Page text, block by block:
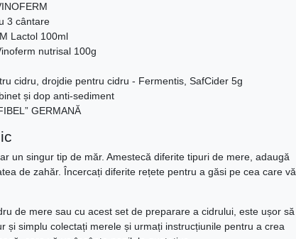
3 cântare
Lactol 100ml
nutrisal 100g
cidru, drojdie pentru cidru - Fermentis, SafCider 5g
și dop anti-sediment
GERMANĂ
un singur tip de măr. Amestecă diferite tipuri de mere, adaugă
de zahăr. Încercați diferite rețete pentru a găsi pe cea care vă
de mere sau cu acest set de preparare a cidrului, este ușor să
și simplu colectați merele și urmați instrucțiunile pentru a crea